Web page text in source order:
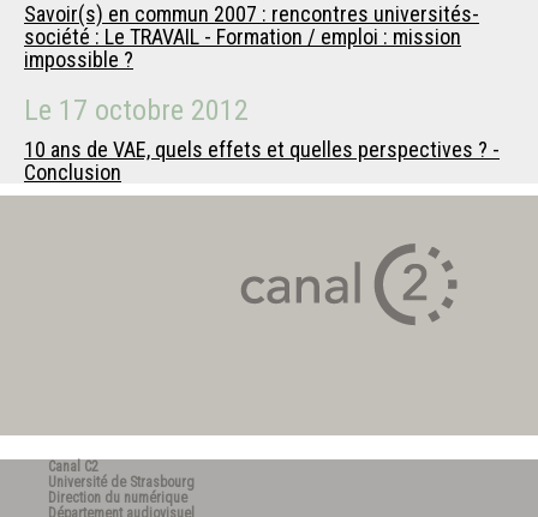
Savoir(s) en commun 2007 : rencontres universités-
société : Le TRAVAIL - Formation / emploi : mission
impossible ?
Le 17 octobre 2012
10 ans de VAE, quels effets et quelles perspectives ? -
Conclusion
Canal C2
Université de Strasbourg
Direction du numérique
Département audiovisuel